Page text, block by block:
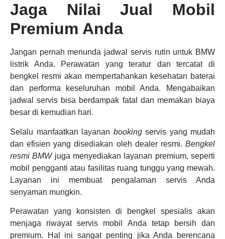
Jaga Nilai Jual Mobil
Premium Anda
Jangan pernah menunda jadwal servis rutin untuk BMW
listrik Anda. Perawatan yang teratur dan tercatat di
bengkel resmi akan mempertahankan kesehatan baterai
dan performa keseluruhan mobil Anda. Mengabaikan
jadwal servis bisa berdampak fatal dan memakan biaya
besar di kemudian hari.
Selalu manfaatkan layanan bookingservis yang mudah
dan efisien yang disediakan oleh dealer resmi. Bengkel
resmi BMWjuga menyediakan layanan premium, seperti
mobil pengganti atau fasilitas ruang tunggu yang mewah.
Layanan ini membuat pengalaman servis Anda
senyaman mungkin.
Perawatan yang konsisten di bengkel spesialis akan
menjaga riwayat servis mobil Anda tetap bersih dan
premium. Hal ini sangat penting jika Anda berencana